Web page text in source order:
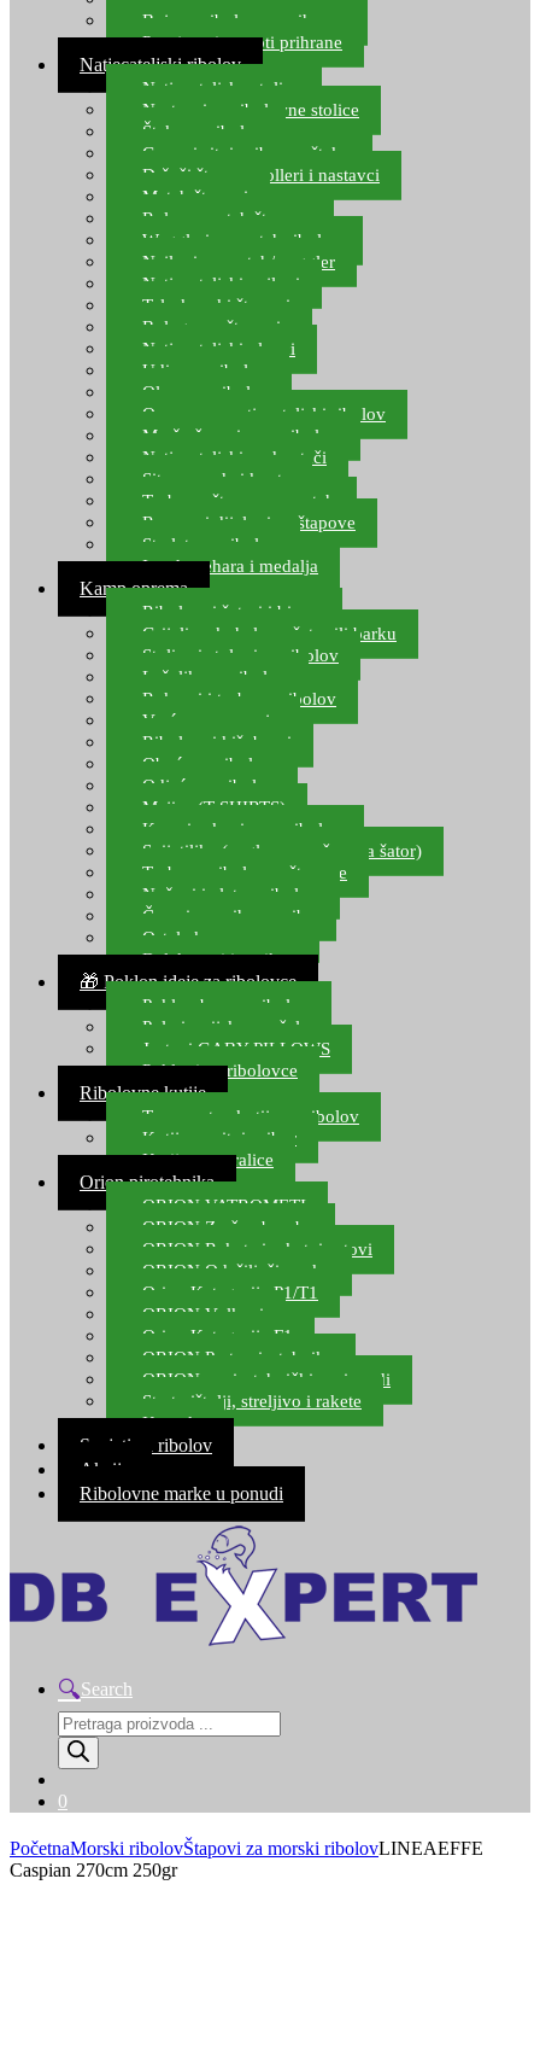
Boje za ribolovnu prihranu
Provjereni recepti prihrane
Natjecateljski ribolov
Natjecateljske stolice
Nastavci za ribolovne stolice
Šteke za ribolov
Gume i sitni pribor za šteku
Držači štapova rolleri i nastavci
Match štapovi
Role za match štapove
Waggleri za match ribolov
Najloni za match/waggler
Natjecateljski najloni
Teleskopski štapovi
Bolognese štapovi
Natjecateljski plovci
Udice za ribolov
Olovo za ribolov
Oprema za natjecateljski ribolov
Mreže čuvarice za ribolov
Natjecateljski podmetači
Sito, posude i kante
Torbe za štapove – match
Rezervni dijelovi za štapove
Starlete za ribolov
Izrada pehara i medalja
Kamp oprema
Ribolovni šatori i bivvy
Grijalice, kuhala za šator ili barku
Stolice i stolovi za ribolov
Ležaljke za ribolov
Ruksaci i torbe za ribolov
Vreće za spavanje
Ribolovni kišobrani
Obuća za ribolov
Odjeća za ribolov
Majice (T-SHIRTS)
Kape i rukavice za ribolov
Svijetiljke (naglavne, ručne, za šator)
Torbe za ribolovne štapove
Noževi i alat za ribolov
Čamci za prihranu ribe
Ostala kamp oprema
Dalekozori i optika
🎁 Poklon ideje za ribolovce
Poklon bon za ribolov
Polarizacijske naočale
Jastuci GABY PILLOWS
Pokloni za ribolovce
Ribolovne kutije
Transportne kutije za ribolov
Kutije za sitni pribor
Kutije za varalice
Orion pirotehnika
ORION VATROMETI
ORION Zračne bombe
ORION Rakete i raketni setovi
ORION Odašiljači zvuka
Orion Kategorija P1/T1
ORION Vulkani
Orion Kategorija F1
ORION Party pirotehnika
ORION nepirotehnički proizvodi
Start pištolji, streljivo i rakete
Kontakt
Savjeti za ribolov
Akcija
Ribolovne marke u ponudi
Search
Products
search
0
PočetnaMorski ribolovŠtapovi za morski ribolovLINEAEFFE
Caspian 270cm 250gr